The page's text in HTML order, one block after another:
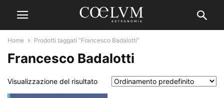
Home Prodotti taggati “Francesco Badalotti”
Francesco Badalotti
Visualizzazione del risultato